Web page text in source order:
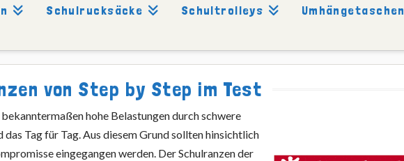
Schulrucksäcke Schultrolleys Umhängetaschen
von Step by Step im Test
bekanntermaßen hohe Belastungen durch schwere
das Tag für Tag. Aus diesem Grund sollten hinsichtlich
eingegangen werden. Der Schulranzen der